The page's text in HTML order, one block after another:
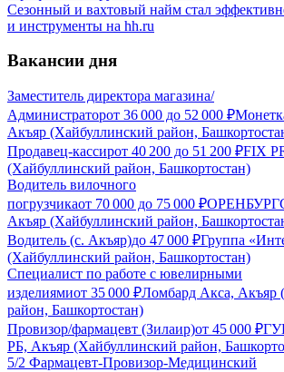
Сезонный и вахтовый найм стал
и инструменты на hh.ru
Вакансии дня
Заместитель директора магазина/
Администраторот 36 000 до 52 000 ₽
Акъяр (Хайбуллинский район,
Продавец-кассирот 40 200 до 51 200 ₽FIX
(Хайбуллинский район, Башкортостан)
Водитель вилочного
погрузчикаот 70 000 до 75 000 ₽
Акъяр (Хайбуллинский район,
Водитель (с. Акъяр)до 47 000 ₽Группа
(Хайбуллинский район, Башкортостан)
Специалист по работе с ювелирными
изделиямиот 35 000 ₽Ломбард Акса, Акъяр
район, Башкортостан)
Провизор/фармацевт (Зилаир)от 45 000 ₽
РБ, Акъяр (Хайбуллинский район,
5/2 Фармацевт-Провизор-Медицинский